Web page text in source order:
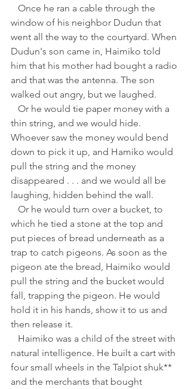
window of his neighbor Dudun that
went all the way to the courtyard. When
Dudun's son came in, Haimiko told
him that his mother had bought a radio
and that was the antenna. The son
walked out angry, but we laughed.
thin string, and we would hide.
Whoever saw the money would bend
down to pick it up, and Hamiko would
pull the string and the money
disappeared . . . and we would all be
laughing, hidden behind the wall.
which he tied a stone at the top and
put pieces of bread underneath as a
trap to catch pigeons. As soon as the
pigeon ate the bread, Haimiko would
pull the string and the bucket would
fall, trapping the pigeon. He would
hold it in his hands, show it to us and
then release it.
natural intelligence. He built a cart with
four small wheels in the Talpiot shuk**
and the merchants that bought